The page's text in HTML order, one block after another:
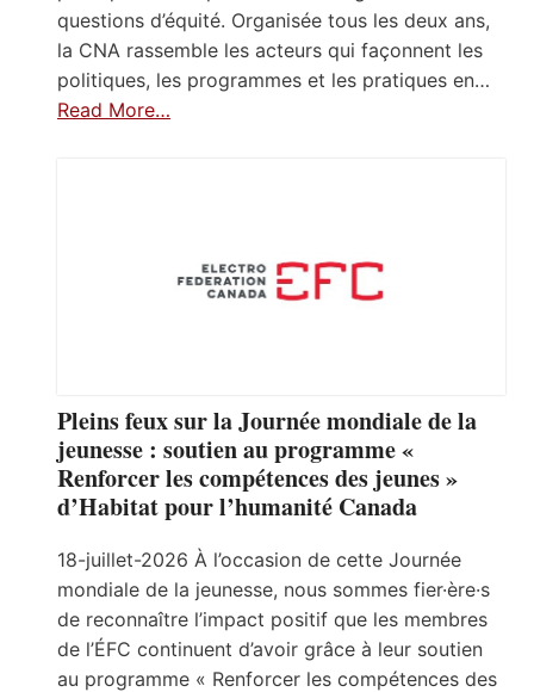
questions d’équité. Organisée tous les deux ans,
la CNA rassemble les acteurs qui façonnent les
politiques, les programmes et les pratiques en…
Read More…
Pleins feux sur la Journée mondiale de la
jeunesse : soutien au programme «
Renforcer les compétences des jeunes »
d’Habitat pour l’humanité Canada
18-juillet-2026 À l’occasion de cette Journée
mondiale de la jeunesse, nous sommes fier·ère·s
de reconnaître l’impact positif que les membres
de l’ÉFC continuent d’avoir grâce à leur soutien
au programme « Renforcer les compétences des